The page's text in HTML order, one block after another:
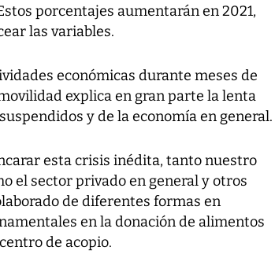
porcentajes aumentarán en 2021,
las variables.
económicas durante meses de
explica en gran parte la lenta
y de la economía en general.
esta crisis inédita, tanto nuestro
el sector privado en general y otros
de diferentes formas en
en la donación de alimentos
de acopio.